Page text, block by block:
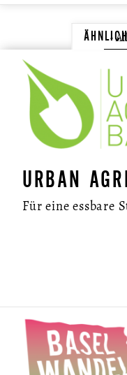
URBAN
Für eine essbare